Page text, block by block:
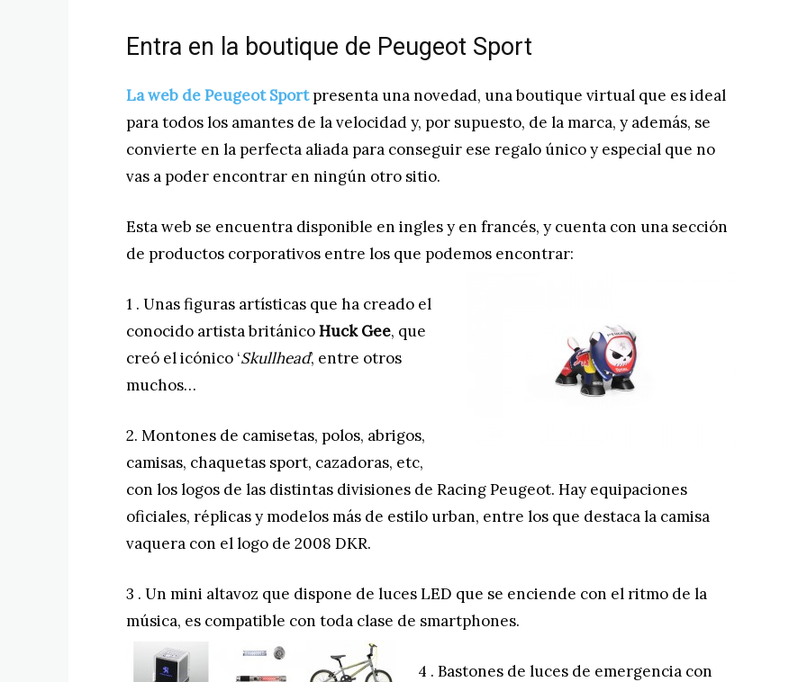
Entra en la boutique de Peugeot Sport
La web de Peugeot Sportpresenta una novedad, una boutique virtual que es ideal
para todos los amantes de la velocidad y, por supuesto, de la marca, y además, se
convierte en la perfecta aliada para conseguir ese regalo único y especial que no
vas a poder encontrar en ningún otro sitio.
Esta web se encuentra disponible en ingles y en francés, y cuenta con una sección
de productos corporativos entre los que podemos encontrar:
1 . Unas figuras artísticas que ha creado el
conocido artista británicoHuck Gee, que
creó el icónico ‘Skullhead’, entre otros
muchos…
2. Montones de camisetas, polos, abrigos,
camisas, chaquetas sport, cazadoras, etc,
con los logos de las distintas divisiones de Racing Peugeot. Hay equipaciones
oficiales, réplicas y modelos más de estilo urban, entre los que destaca la camisa
vaquera con el logo de 2008 DKR.
3 . Un mini altavoz que dispone de luces LED que se enciende con el ritmo de la
música, es compatible con toda clase de smartphones.
4 . Bastones de luces de emergencia con